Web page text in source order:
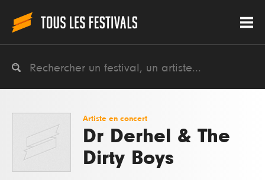
Artiste en concert
Dr Derhel & The
Dirty Boys